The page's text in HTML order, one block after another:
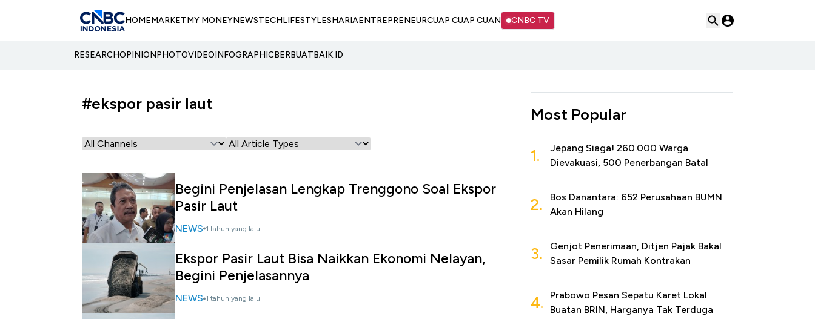
HOMEMARKETMY MONEYNEWSTECHLIFESTYLESHARIAENTREPRENEURCUAP CUAP CUAN CNBC TV
RESEARCHOPINIONPHOTOVIDEOINFOGRAPHICBERBUATBAIK.ID
#ekspor pasir laut
Begini Penjelasan Lengkap Trenggono Soal Ekspor
Pasir Laut
NEWS 1 tahun yang lalu
Ekspor Pasir Laut Bisa Naikkan Ekonomi Nelayan,
Begini Penjelasannya
NEWS 1 tahun yang lalu
Most Popular
1.
Jepang Siaga! 260.000 Warga
Dievakuasi, 500 Penerbangan Batal
2.
Bos Danantara: 652 Perusahaan BUMN
Akan Hilang
3.
Genjot Penerimaan, Ditjen Pajak Bakal
Sasar Pemilik Rumah Kontrakan
4.
Prabowo Pesan Sepatu Karet Lokal
Buatan BRIN, Harganya Tak Terduga